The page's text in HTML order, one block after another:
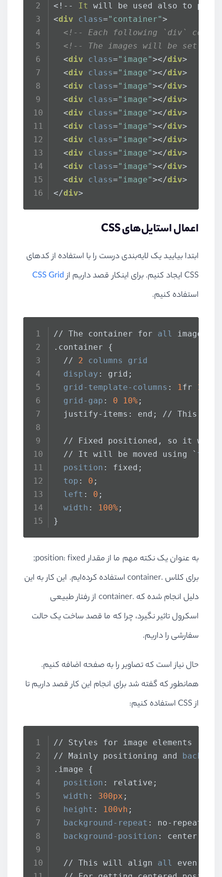
<!-- It
will be used also to
<div class="container">
<!-- Each following `div`
<!-- The images will be set
<div class="image"></div>
<div class="image"></div>
<div class="image"></div>
<div class="image"></div>
<div class="image"></div>
<div class="image"></div>
<div class="image"></div>
<div class="image"></div>
<div class="image"></div>
<div class="image"></div>
</div>
اعمال استایل‌های CSS
ابتدا بیایید یک لایه‌بندی درست را با استفاده از کدهای
CSS ایجاد کنیم. برای اینکار قصد داریم از
CSS Grid
استفاده کنیم.
// The container for all
images
.container {
  //
2 columns
grid
display : grid;
grid-template-columns : 1fr 1
grid-gap : 0 10%;
justify-items: end; // This
// Fixed positioned, so it
  // It will be moved using `
position : fixed;
top : 0 ;
left : 0 ;
width : 100%;
}
به عنوان یک نکته مهم ما از مقدار position: fixed;
برای کلاس .container استفاده کرده‌ایم. این کار به این
دلیل انجام شده که .container از رفتار طبیعی
اسکرول تاثیر نگیرد، چرا که ما قصد ساخت یک حالت
سفارشی را داریم.
حال نیاز است که تصاویر را به صفحه اضافه کنیم.
همانطور که گفته شد برای انجام این کار قصد داریم تا
از CSS استفاده کنیم:
// Styles for image elements
// Mainly positioning and
.image {
position : relative;
width : 300px ;
height : 100vh ;
background-repeat : no-repeat;
background-position : center;
  // This will align
all
even